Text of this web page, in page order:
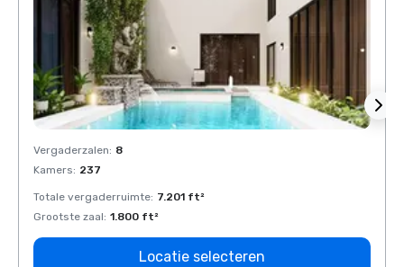
Vergaderzalen: 8
Kamers: 237
Totale vergaderruimte: 7.201 ft²
Grootste zaal: 1.800 ft²
Locatie selecteren